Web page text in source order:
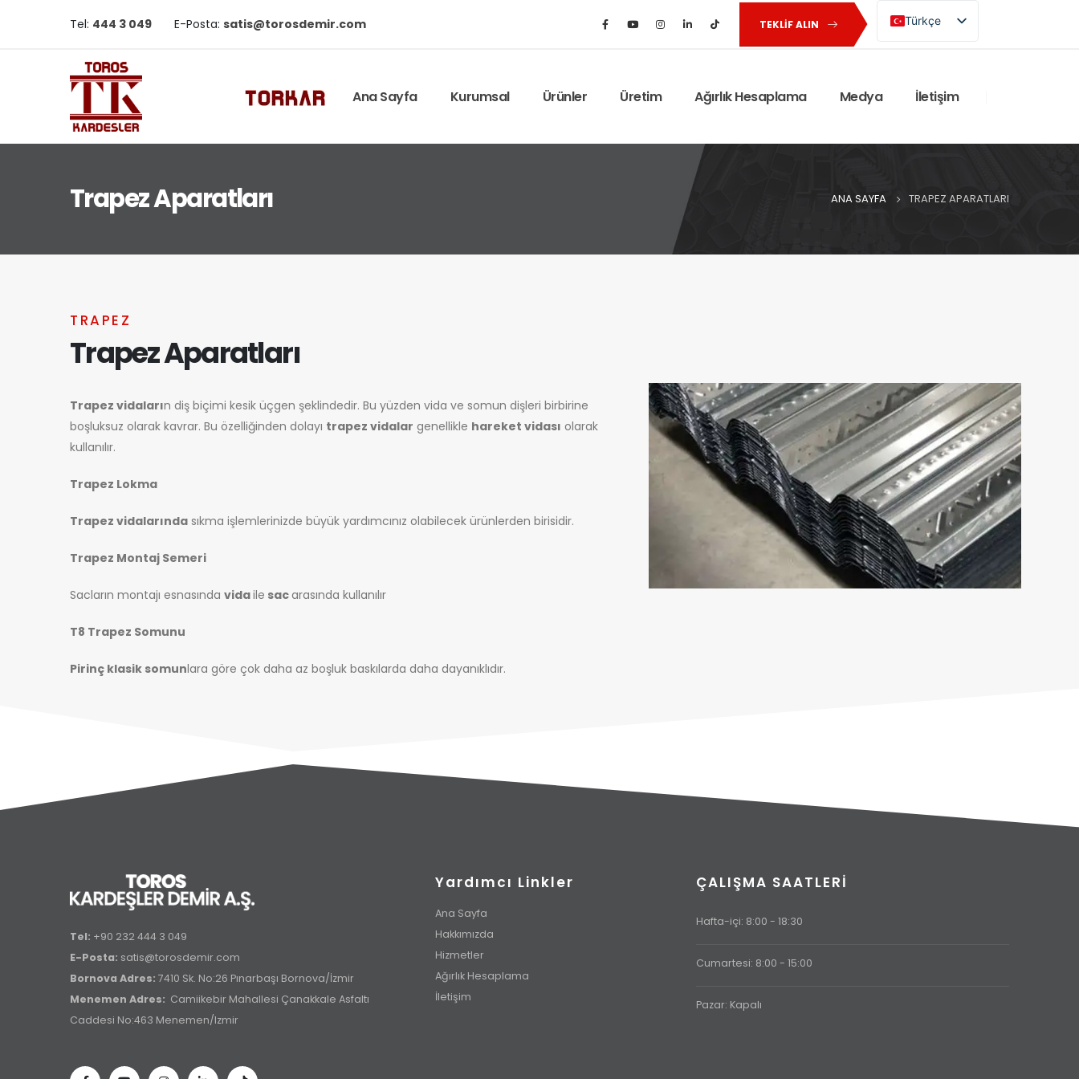
Tel: 444 3 049 E-Posta: satis@torosdemir.com TEKLIF ALIN
Türkçe
English (UK)
Ana Sayfa Kurumsal Ürünler Üretim Ağırlık Hesaplama Medya İletişim
Trapez Aparatları ANA SAYFA TRAPEZ APARATLARI
TRAPEZ
Trapez Aparatları
Trapez vidaların diş biçimi kesik üçgen şeklindedir. Bu yüzden vida ve somun dişleri birbirine
boşluksuz olarak kavrar. Bu özelliğinden dolayı trapez vidalar genellikle hareket vidası olarak
kullanılır.
Trapez Lokma
Trapez vidalarında sıkma işlemlerinizde büyük yardımcınız olabilecek ürünlerden birisidir.
Trapez Montaj Semeri
Sacların montajı esnasında vidaile sacarasında kullanılır
T8 Trapez Somunu
Pirinç klasik somunlara göre çok daha az boşluk baskılarda daha dayanıklıdır.
Tel: +90 232 444 3 049
E-Posta: satis@torosdemir.com
Bornova Adres: 7410 Sk. No:26 Pınarbaşı Bornova/İzmir
Menemen Adres: Camiikebir Mahallesi Çanakkale Asfaltı
Caddesi No:463 Menemen/Izmir
Yardımcı Linkler
Ana Sayfa
Hakkımızda
Hizmetler
Ağırlık Hesaplama
İletişim
ÇALIŞMA SAATLERI
Hafta-içi: 8:00 - 18:30
Cumartesi: 8:00 - 15:00
Pazar: Kapalı